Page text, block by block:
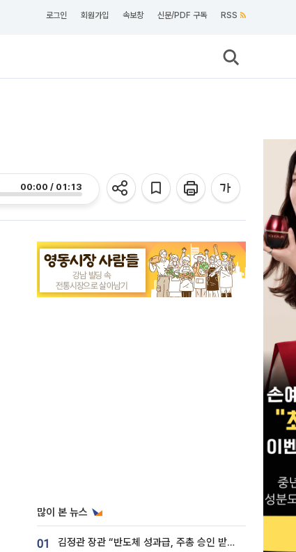
로그인 회원가입 속보창 신문/PDF 구독 RSS
00:00 / 01:13
많이 본 뉴스
01 김정관 장관 “반도체 성과급, 주총 승인 받도록”…상법·자본시장법 개정 시사